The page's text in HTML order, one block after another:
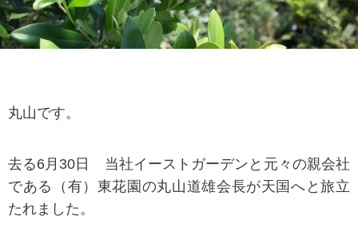
丸山です。
去る6月30日 当社イーストガーデンと元々の親会社
である（有）東花園の丸山道雄会長が天国へと旅立
たれました。